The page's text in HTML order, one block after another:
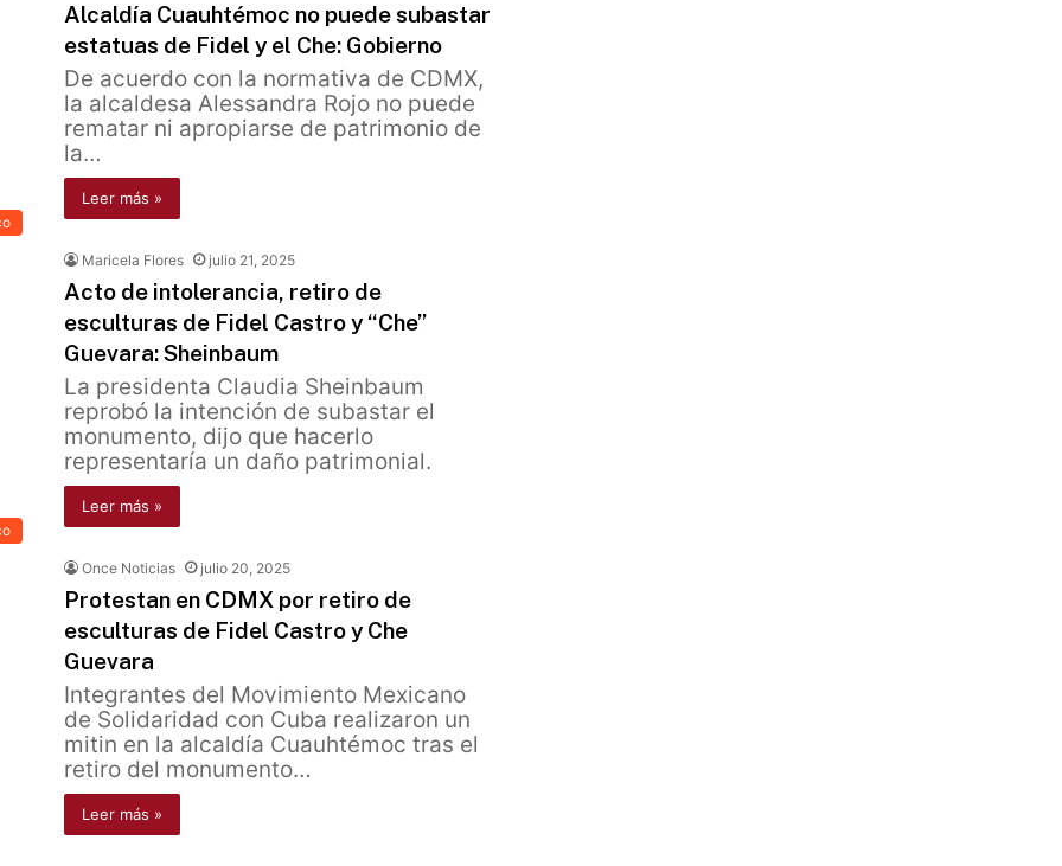
Alcaldía Cuauhtémoc no puede subastar
estatuas de Fidel y el Che: Gobierno
De acuerdo con la normativa de CDMX,
la alcaldesa Alessandra Rojo no puede
rematar ni apropiarse de patrimonio de
la…
Leer más »
Maricela Flores julio 21, 2025
Acto de intolerancia, retiro de
esculturas de Fidel Castro y “Che”
Guevara: Sheinbaum
La presidenta Claudia Sheinbaum
reprobó la intención de subastar el
monumento, dijo que hacerlo
representaría un daño patrimonial.
Leer más »
Once Noticias julio 20, 2025
Protestan en CDMX por retiro de
esculturas de Fidel Castro y Che
Guevara
Integrantes del Movimiento Mexicano
de Solidaridad con Cuba realizaron un
mitin en la alcaldía Cuauhtémoc tras el
retiro del monumento…
Leer más »